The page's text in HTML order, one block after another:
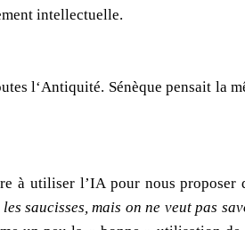
intellectuelle.
l‘Antiquité. Sénèque pensait la
à utiliser l’IA pour nous proposer
saucisses, mais on ne veut pas